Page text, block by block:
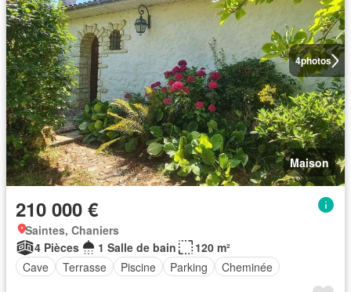
4photos
Maison
210 000 €
Saintes, Chaniers
4 Pièces
1 Salle de bain
120 m²
Cave
Terrasse Piscine Parking Cheminée